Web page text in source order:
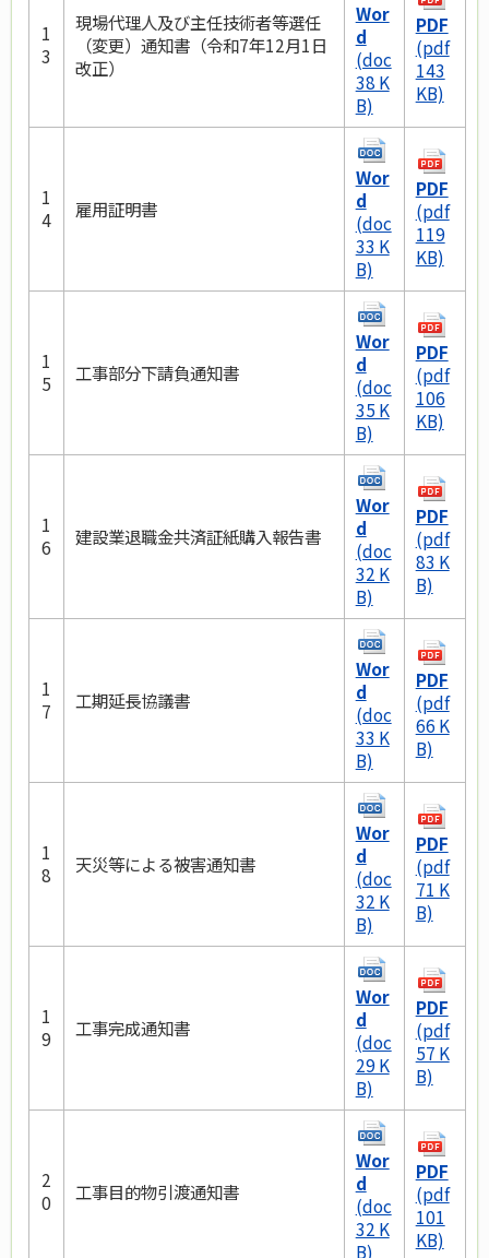
1
3
現場代理人及び主任技術者等選任
（変更）通知書（令和7年12月1日
改正）
Wor
d
(doc
38 K
B)
PDF
(pdf
143
KB)
1
4
雇用証明書
Wor
d
(doc
33 K
B)
PDF
(pdf
119
KB)
1
5
工事部分下請負通知書
Wor
d
(doc
35 K
B)
PDF
(pdf
106
KB)
1
6
建設業退職金共済証紙購入報告書
Wor
d
(doc
32 K
B)
PDF
(pdf
83 K
B)
1
7
工期延長協議書
Wor
d
(doc
33 K
B)
PDF
(pdf
66 K
B)
1
8
天災等による被害通知書
Wor
d
(doc
32 K
B)
PDF
(pdf
71 K
B)
1
9
工事完成通知書
Wor
d
(doc
29 K
B)
PDF
(pdf
57 K
B)
2
0
工事目的物引渡通知書
Wor
d
(doc
32 K
B)
PDF
(pdf
101
KB)